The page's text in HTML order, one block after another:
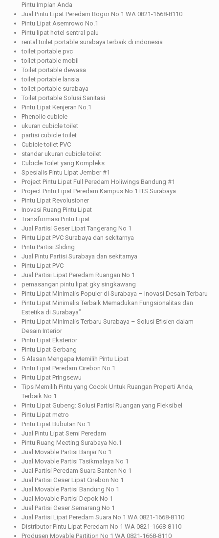
Pintu Impian Anda
Jual Pintu Lipat Peredam Bogor No 1 WA 0821-1668-8110
Pintu Lipat Asemrowo No.1
Pintu lipat hotel sentral palu
rental toilet portable surabaya terbaik di indonesia
toilet portable pvc
toilet portable mobil
Toilet portable dewasa
toilet portable lansia
toilet portable surabaya
Toilet portable Solusi Sanitasi
Pintu Lipat Kenjeran No.1
Phenolic cubicle
ukuran cubicle toilet
partisi cubicle toilet
Cubicle toilet PVC
standar ukuran cubicle toilet
Cubicle Toilet yang Kompleks
Spesialis Pintu Lipat Jember #1
Project Pintu Lipat Full Peredam Holiwings Bandung #1
Project Pintu Lipat Peredam Kampus No 1 ITS Surabaya
Pintu Lipat Revolusioner
Inovasi Ruang Pintu Lipat
Transformasi Pintu Lipat
Jual Partisi Geser Lipat Tangerang No 1
Pintu Lipat PVC Surabaya dan sekitarnya
Pintu Partisi Sliding
Jual Pintu Partisi Surabaya dan sekitarnya
Pintu Lipat PVC
Jual Partisi Lipat Peredam Ruangan No 1
pemasangan pintu lipat gky singkawang
Pintu Lipat Minimalis Populer di Surabaya – Inovasi Desain Terbaru
Pintu Lipat Minimalis Terbaik Memadukan Fungsionalitas dan
Estetika di Surabaya”
Pintu Lipat Minimalis Terbaru Surabaya – Solusi Efisien dalam
Desain Interior
Pintu Lipat Eksterior
Pintu Lipat Gerbang
5 Alasan Mengapa Memilih Pintu Lipat
Pintu Lipat Peredam Cirebon No 1
Pintu Lipat Pringsewu
Tips Memilih Pintu yang Cocok Untuk Ruangan Properti Anda,
Terbaik No 1
Pintu Lipat Gubeng: Solusi Partisi Ruangan yang Fleksibel
Pintu Lipat metro
Pintu Lipat Bubutan No.1
Jual Pintu Lipat Semi Peredam
Pintu Ruang Meeting Surabaya No.1
Jual Movable Partisi Banjar No 1
Jual Movable Partisi Tasikmalaya No 1
Jual Partisi Peredam Suara Banten No 1
Jual Partisi Geser Lipat Cirebon No 1
Jual Movable Partisi Bandung No 1
Jual Movable Partisi Depok No 1
Jual Partisi Geser Semarang No 1
Jual Partisi Lipat Peredam Suara No 1 WA 0821-1668-8110
Distributor Pintu Lipat Peredam No 1 WA 0821-1668-8110
Produsen Movable Partition No 1 WA 0821-1668-8110